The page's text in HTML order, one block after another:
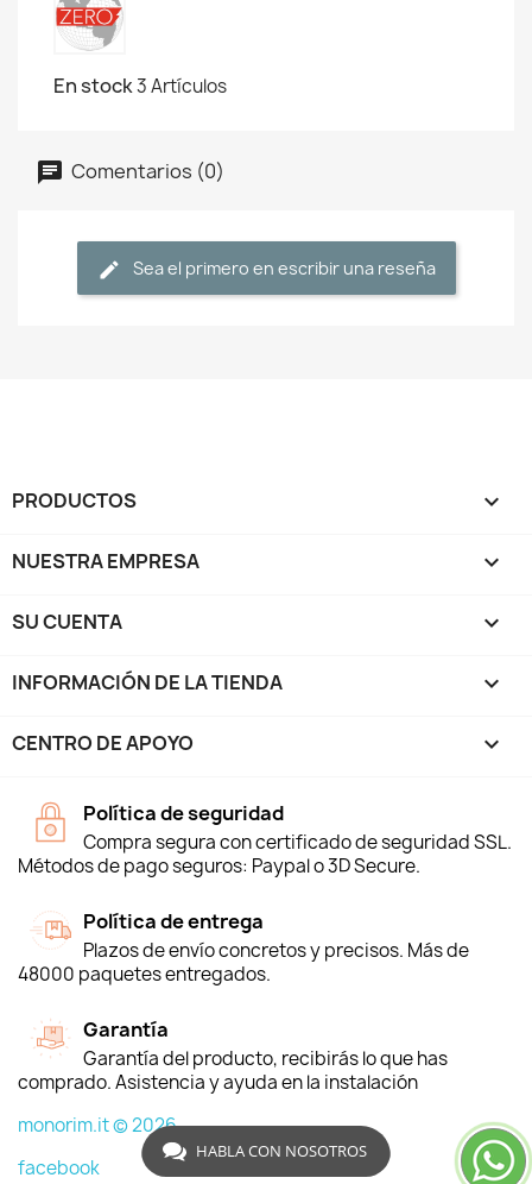
En stock3 Artículos
Comentarios (0)
Sea el primero en escribir una reseña
PRODUCTOS 
NUESTRA EMPRESA 
SU CUENTA 
INFORMACIÓN DE LA TIENDA keyboard_arrow_down
CENTRO DE APOYO 
Política de seguridad
Compra segura con certificado de seguridad SSL.
Métodos de pago seguros: Paypal o 3D Secure.
Política de entrega
Plazos de envío concretos y precisos. Más de
48000 paquetes entregados.
Garantía
Garantía del producto, recibirás lo que has
comprado. Asistencia y ayuda en la instalación
monorim.it © 2026
facebook
HABLA CON NOSOTROS